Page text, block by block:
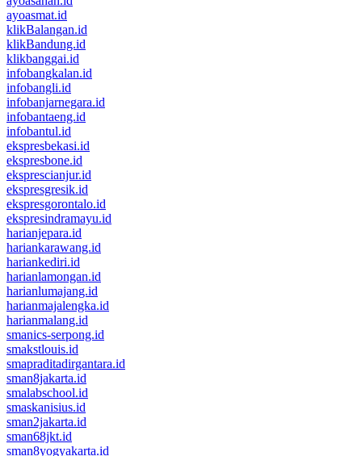
ayoasmat.id
klikBalangan.id
klikBandung.id
klikbanggai.id
infobangkalan.id
infobangli.id
infobanjarnegara.id
infobantaeng.id
infobantul.id
ekspresbekasi.id
ekspresbone.id
eksprescianjur.id
ekspresgresik.id
ekspresgorontalo.id
ekspresindramayu.id
harianjepara.id
hariankarawang.id
hariankediri.id
harianlamongan.id
harianlumajang.id
harianmajalengka.id
harianmalang.id
smanics-serpong.id
smakstlouis.id
smapraditadirgantara.id
sman8jakarta.id
smalabschool.id
smaskanisius.id
sman2jakarta.id
sman68jkt.id
sman8yogyakarta.id